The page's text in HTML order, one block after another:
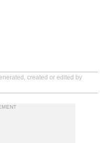
created or edited by